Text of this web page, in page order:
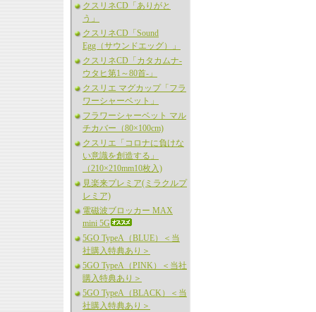
クスリネCD「ありがと
う」
クスリネCD「Sound
Egg（サウンドエッグ）」
クスリネCD「カタカムナ-
ウタヒ第1～80首-」
クスリエ マグカップ「フラ
ワーシャーベット」
フラワーシャーベット マル
チカバー（80×100cm)
クスリエ「コロナに負けな
い意識を創造する」
（210×210mm10枚入)
見楽来プレミア(ミラクルプ
レミア)
電磁波ブロッカー MAX
mini 5G
5GO TypeA（BLUE）＜当
社購入特典あり＞
5GO TypeA（PINK）＜当社
購入特典あり＞
5GO TypeA（BLACK）＜当
社購入特典あり＞